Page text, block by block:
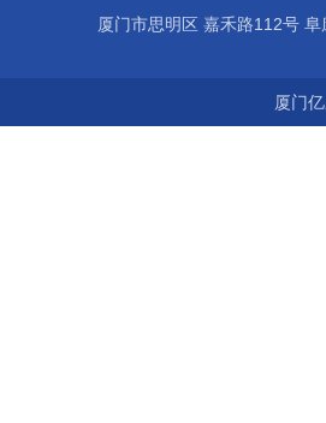
厦门市思明区 嘉禾路112号 阜
厦门